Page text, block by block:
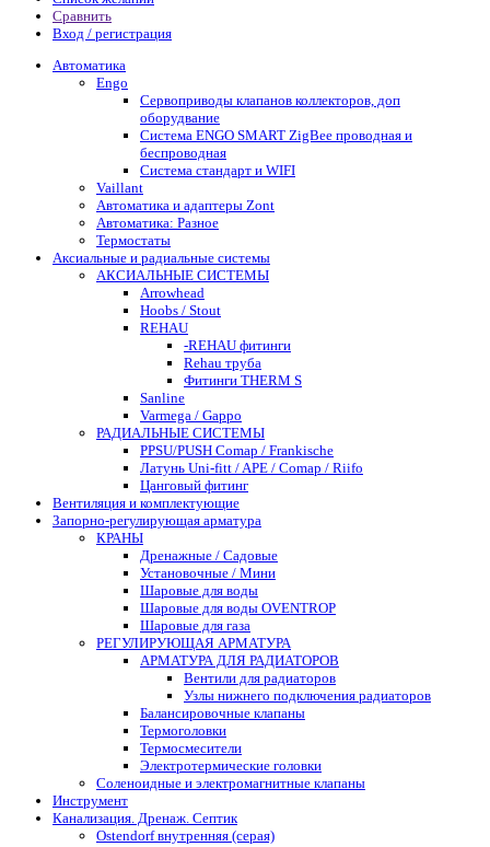
Сравнить
Вход / регистрация
Автоматика
Engo
Сервоприводы клапанов коллекторов, доп
оборудвание
Система ENGO SMART ZigBee проводная и
беспроводная
Система стандарт и WIFI
Vaillant
Автоматика и адаптеры Zont
Автоматика: Разное
Термостаты
Аксиальные и радиальные системы
АКСИАЛЬНЫЕ СИСТЕМЫ
Arrowhead
Hoobs / Stout
REHAU
-REHAU фитинги
Rehau труба
Фитинги THERM S
Sanline
Varmega / Gappo
РАДИАЛЬНЫЕ СИСТЕМЫ
PPSU/PUSH Comap / Frankische
Латунь Uni-fitt / APE / Comap / Riifo
Цанговый фитинг
Вентиляция и комплектующие
Запорно-регулирующая арматура
КРАНЫ
Дренажные / Садовые
Установочные / Мини
Шаровые для воды
Шаровые для воды OVENTROP
Шаровые для газа
РЕГУЛИРУЮЩАЯ АРМАТУРА
АРМАТУРА ДЛЯ РАДИАТОРОВ
Вентили для радиаторов
Узлы нижнего подключения радиаторов
Балансировочные клапаны
Термоголовки
Термосмесители
Электротермические головки
Соленоидные и электромагнитные клапаны
Инструмент
Канализация. Дренаж. Септик
Ostendorf внутренняя (серая)